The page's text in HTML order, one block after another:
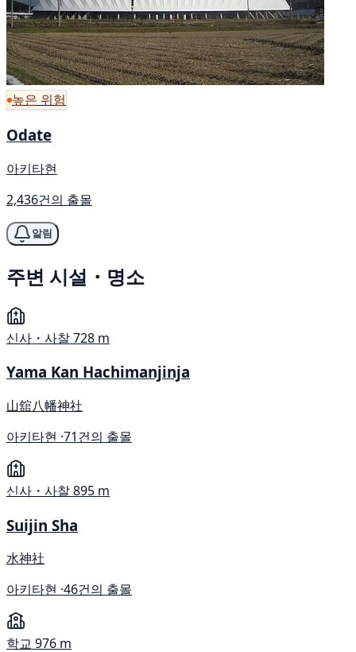
높은 위험
Odate
아키타현
2,436건의 출몰
알림
주변 시설・명소
신사・사찰728 m
Yama Kan Hachimanjinja
山舘八幡神社
아키타현 ·71건의 출몰
신사・사찰895 m
Suijin Sha
水神社
아키타현 ·46건의 출몰
학교 976 m